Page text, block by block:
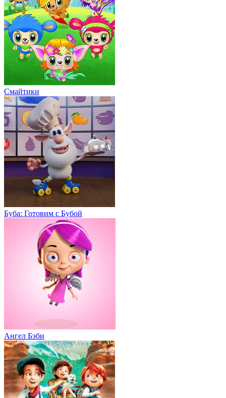
Смайтики
Буба: Готовим с Бубой
Ангел Бэби